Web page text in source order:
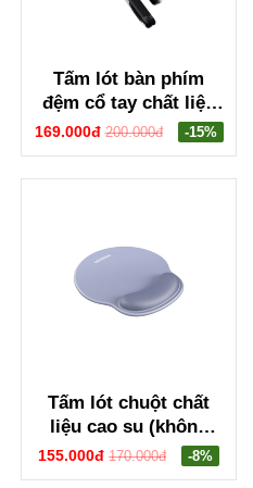
Tấm lót bàn phím
đệm cổ tay chất liệu
cao su (không xốp)
màu đen Ugreen
25248
169.000đ 200.000đ -15%
Tấm lót chuột chất
liệu cao su (không
xốp) màu xám Ugreen
155.000đ 170.000đ -8%